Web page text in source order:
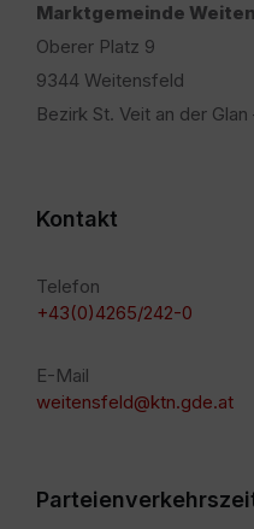
Marktgemeinde
Oberer Platz 9
9344 Weitensfeld
Bezirk St. Veit an der Glan
Kontakt
Telefon
+43(0)4265/242-0
E-Mail
weitensfeld@ktn.gde.at